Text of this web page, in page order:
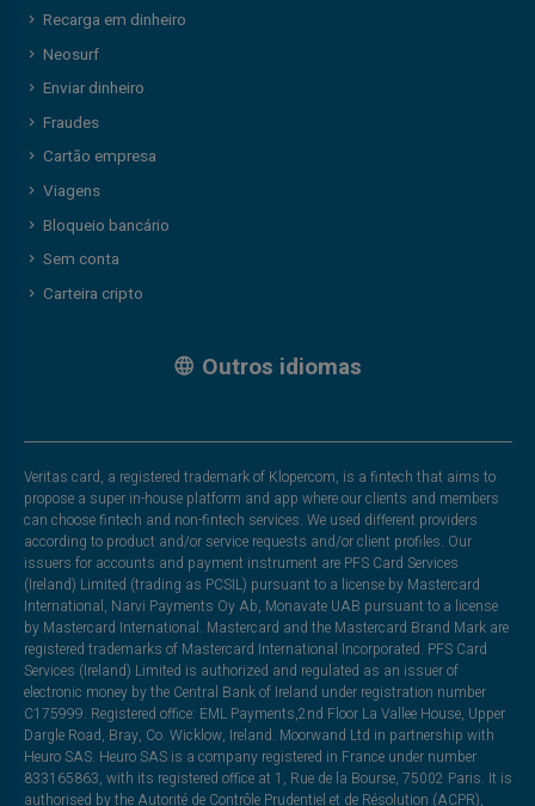
Recarga em dinheiro
Neosurf
Enviar dinheiro
Fraudes
Cartão empresa
Viagens
Bloqueio bancário
Sem conta
Carteira cripto
Outros idiomas
Veritas card, a registered trademark of Klopercom, is a fintech that aims to
propose a super in-house platform and app where our clients and members
can choose fintech and non-fintech services. We used different providers
according to product and/or service requests and/or client profiles. Our
issuers for accounts and payment instrument are PFS Card Services
(Ireland) Limited (trading as PCSIL) pursuant to a license by Mastercard
International, Narvi Payments Oy Ab, Monavate UAB pursuant to a license
by Mastercard International. Mastercard and the Mastercard Brand Mark are
registered trademarks of Mastercard International Incorporated. PFS Card
Services (Ireland) Limited is authorized and regulated as an issuer of
electronic money by the Central Bank of Ireland under registration number
C175999. Registered office: EML Payments,2nd Floor La Vallee House, Upper
Dargle Road, Bray, Co. Wicklow, Ireland. Moorwand Ltd in partnership with
Heuro SAS. Heuro SAS is a company registered in France under number
833165863, with its registered office at 1, Rue de la Bourse, 75002 Paris. It is
authorised by the Autorité de Contrôle Prudentiel et de Résolution (ACPR),